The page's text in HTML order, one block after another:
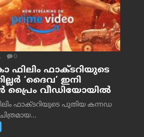
. 0
ഫിലിം ഫാക്ടറിയുടെ
‘ദൈവ’ ഇനി
വീഡിയോയിൽ
ഫാക്ടറിയുടെ പുതിയ കന്നഡ